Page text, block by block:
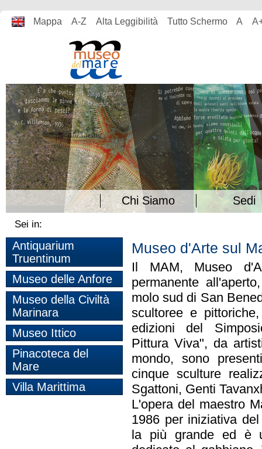
Mappa A-Z Alta Leggibilità Tutto Schermo A
Chi Siamo Sedi
Sei in:
Antiquarium
Truentinum
Museo delle Anfore
Museo della Civiltà
Marinara
Museo Ittico
Pinacoteca del
Mare
Villa Marittima
Museo d'Arte sul
Il MAM, Museo
permanente
molo sud di San
scultoree e
edizioni del
Pittura Viva", da
mondo, sono
cinque sculture
Sgattoni, Genti
L'opera del maestro
1986 per iniziativa
la più grande ed è